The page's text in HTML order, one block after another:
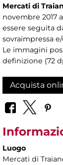
Mercati di
novembre 2017
essere seguita
sovraimpressa
Le immagini
definizione (72
Acquista
Luogo
Mercati di